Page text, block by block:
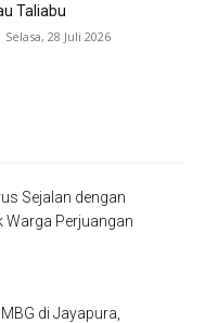
Taliabu
Selasa, 28 Juli 2026
Sejalan dengan
Warga Perjuangan
di Jayapura,